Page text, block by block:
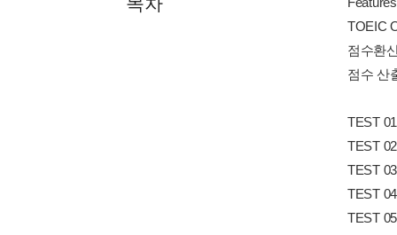
TOEIC
점수환
점수 산
TEST 01
TEST 02
TEST 03
TEST 04
TEST 05